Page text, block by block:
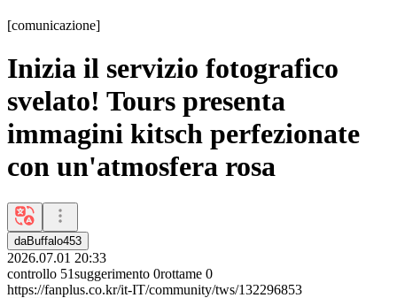
[comunicazione]
Inizia il servizio fotografico
svelato! Tours presenta
immagini kitsch perfezionate
con un'atmosfera rosa
daBuffalo453
2026.07.01 20:33
controllo 51suggerimento 0rottame 0
https://fanplus.co.kr/it-IT/community/tws/132296853